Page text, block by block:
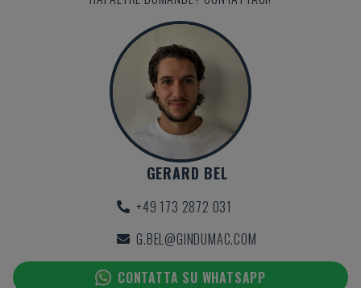
GERARD BEL
+49 173 2872 031
G.BEL@GINDUMAC.COM
CONTATTA SU WHATSAPP